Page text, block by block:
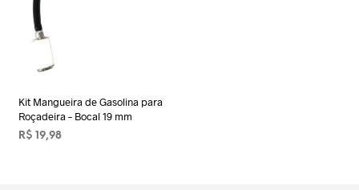
Kit Mangueira de Gasolina para
Roçadeira – Bocal 19 mm
R$ 19,98